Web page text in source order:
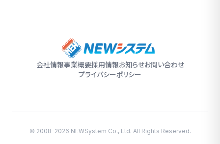
会社情報事業概要採用情報お知らせお問い合わせ
プライバシーポリシー
© 2008-2026 NEWSystem Co., Ltd. All Rights Reserved.